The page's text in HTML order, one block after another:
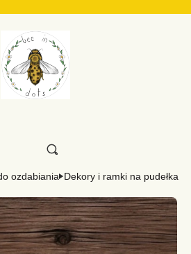
w koszyku: 0. Zobacz szczegóły
Otwórz wyszukiwarkę
Szukaj
ozdabiania Dekory i ramki na pudełka